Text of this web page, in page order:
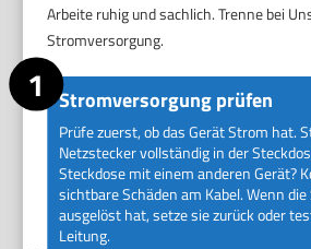
Arbeite ruhig und sachlich. Trenne bei
Stromversorgung.
Stromversorgung prüfen
Prüfe zuerst, ob das Gerät Strom hat.
Netzstecker vollständig in der
Steckdose mit einem anderen Gerät?
sichtbare Schäden am Kabel. Wenn
ausgelöst hat, setze sie zurück oder
Leitung.